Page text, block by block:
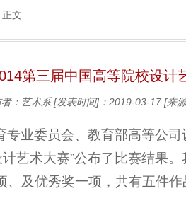
正文
第三届中国高等院校设计
：艺术系 [发表时间]：2019-03-17 [来
业委员会、教育部高等公
艺术大赛”公布了比赛结果
及优秀奖一项，共有五件